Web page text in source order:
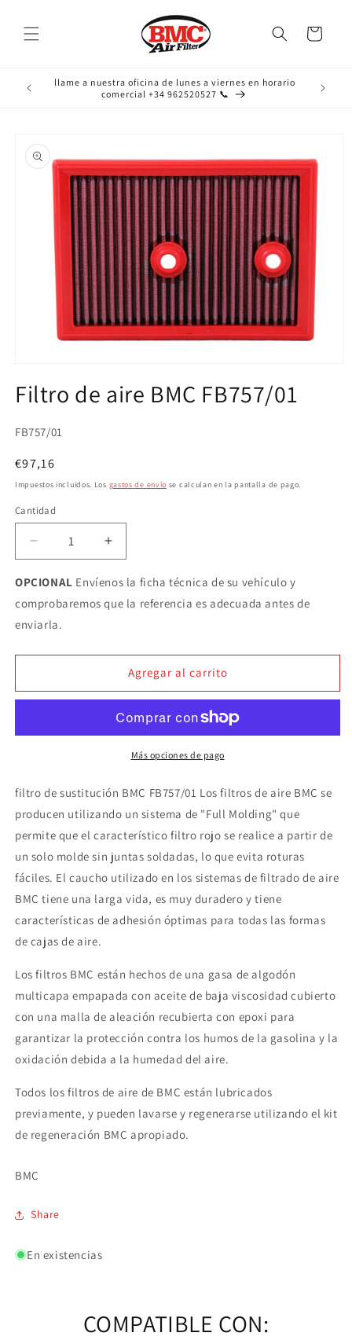
al contenido
Carrito
llame a nuestra oficina de lunes a viernes en horario
comercial +34 962520527 📞
a la
información
del producto
multimedia
1
una
ventana
Filtro de aire BMC FB757/01
SKU:
FB757/01
Precio
habitual
€97,16
Impuestos incluidos. Los gastos de envío se calculan en la pantalla de pago.
Cantidad
Cantidad
Reducir
cantidad
para
Filtro
de
aire
Aumentar
cantidad
para
Filtro
de
OPCIONAL Envíenos la ficha técnica de su vehículo y
comprobaremos que la referencia es adecuada antes de
enviarla.
Agregar al carrito
Más opciones de pago
filtro de sustitución BMC FB757/01 Los filtros de aire BMC se
producen utilizando un sistema de "Full Molding" que
permite que el característico filtro rojo se realice a partir de
un solo molde sin juntas soldadas, lo que evita roturas
fáciles. El caucho utilizado en los sistemas de filtrado de aire
BMC tiene una larga vida, es muy duradero y tiene
características de adhesión óptimas para todas las formas
de cajas de aire.
Los filtros BMC están hechos de una gasa de algodón
multicapa empapada con aceite de baja viscosidad cubierto
con una malla de aleación recubierta con epoxi para
garantizar la protección contra los humos de la gasolina y la
oxidación debida a la humedad del aire.
Todos los filtros de aire de BMC están lubricados
previamente, y pueden lavarse y regenerarse utilizando el kit
de regeneración BMC apropiado.
BMC
Share
En existencias
COMPATIBLE CON: